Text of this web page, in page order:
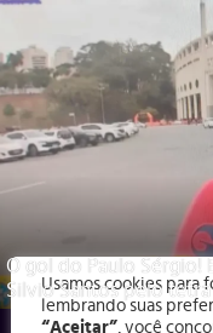
O gol do Paulo Sérgio!
Silvio Santos pelo tetra
Usamos cookies para
lembrando suas
“Aceitar”, você